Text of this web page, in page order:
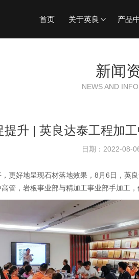
首页 关于英良 产品
新闻
NEWS AND
提升 | 英良达泰工程加
日期：2022-08-
更好地呈现石材落地效果，8月6日，英
管，岩板事业部与精加工事业部手加工